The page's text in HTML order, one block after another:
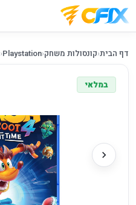
דף הבית‹קונסולות משחק‹
Playstation
‹
במלאי